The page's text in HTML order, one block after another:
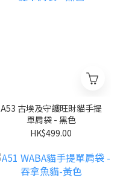
A53 古埃及守護旺財貓手提
單肩袋 - 黑色
HK$499.00